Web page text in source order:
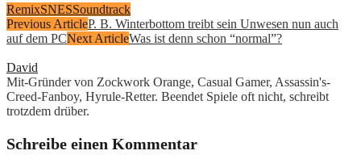
RemixSNESSoundtrack
Previous ArticleP. B. Winterbottom treibt sein Unwesen nun auch
auf dem PCNext ArticleWas ist denn schon “normal”?
David
Mit-Gründer von Zockwork Orange, Casual Gamer, Assassin's-
Creed-Fanboy, Hyrule-Retter. Beendet Spiele oft nicht, schreibt
trotzdem drüber.
Schreibe einen Kommentar